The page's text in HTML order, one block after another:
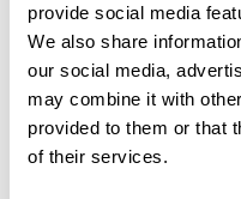
provide social media
We also share
our social media,
may combine it with
provided to them or that
of their services.
N nathalie86179